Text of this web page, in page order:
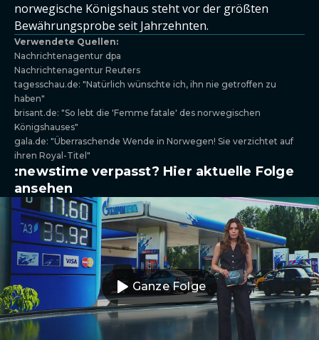
norwegische Königshaus steht vor der größten
Bewährungsprobe seit Jahrzehnten.
Verwendete Quellen:
Nachrichtenagentur dpa
Nachrichtenagentur Reuters
tagesschau.de: "Natürlich wünschte ich, ihn nie getroffen zu
haben"
brisant.de: "So lebt die 'Femme fatale' des norwegischen
Königshauses"
gala.de: "Überraschende Wende in Norwegen! Sie verzichtet auf
ihren Royal-Titel"
:newstime verpasst? Hier aktuelle Folge
ansehen
Ganze Folge